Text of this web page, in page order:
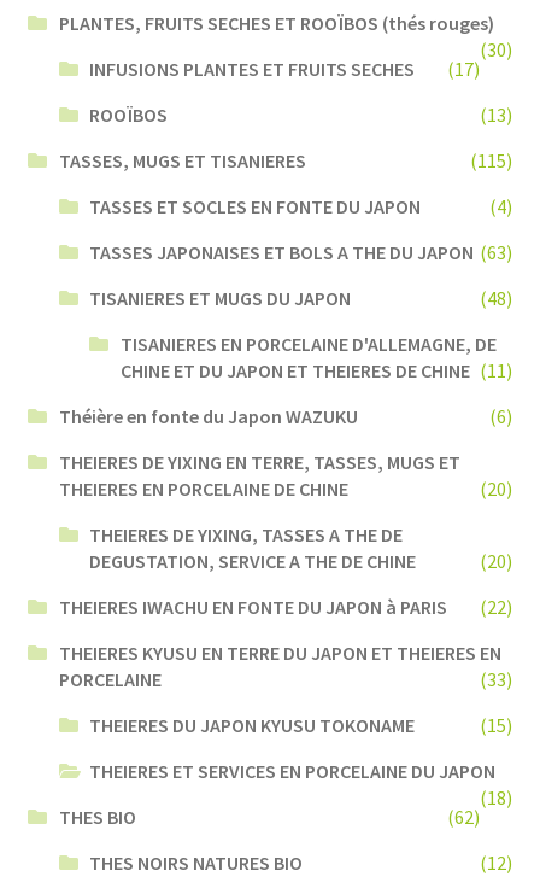
PLANTES, FRUITS SECHES ET ROOÏBOS (thés rouges)
(30)
INFUSIONS PLANTES ET FRUITS SECHES
(17)
ROOÏBOS
(13)
TASSES, MUGS ET TISANIERES
(115)
TASSES ET SOCLES EN FONTE DU JAPON
(4)
TASSES JAPONAISES ET BOLS A THE DU JAPON (63)
TISANIERES ET MUGS DU JAPON
(48)
TISANIERES EN PORCELAINE D'ALLEMAGNE, DE
CHINE ET DU JAPON ET THEIERES DE CHINE (11)
Théière en fonte du Japon WAZUKU
(6)
THEIERES DE YIXING EN TERRE, TASSES, MUGS ET
THEIERES EN PORCELAINE DE CHINE
(20)
THEIERES DE YIXING, TASSES A THE DE
DEGUSTATION, SERVICE A THE DE CHINE
(20)
THEIERES IWACHU EN FONTE DU JAPON à PARIS
(22)
THEIERES KYUSU EN TERRE DU JAPON ET THEIERES EN
PORCELAINE
(33)
THEIERES DU JAPON KYUSU TOKONAME
(15)
THEIERES ET SERVICES EN PORCELAINE DU JAPON
(18)
THES BIO
(62)
THES NOIRS NATURES BIO
(12)